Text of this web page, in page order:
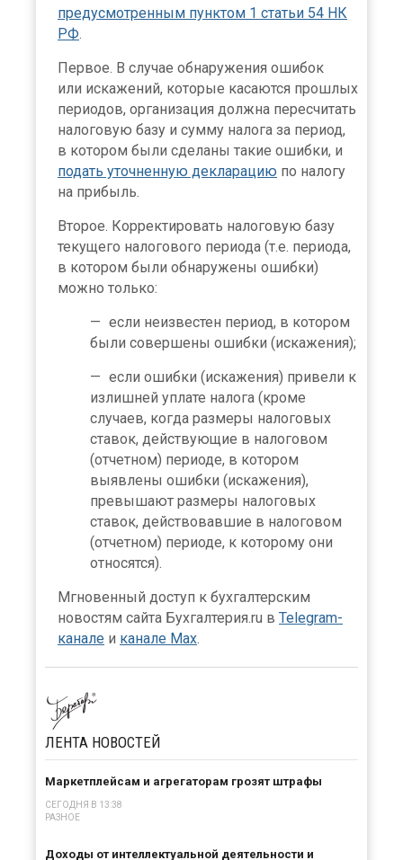
предусмотренным пунктом 1 статьи 54 НК
РФ.
Первое. В случае обнаружения ошибок
или искажений, которые касаются прошлых
периодов, организация должна пересчитать
налоговую базу и сумму налога за период,
в котором были сделаны такие ошибки, и
подать уточненную декларацию по налогу
на прибыль.
Второе. Корректировать налоговую базу
текущего налогового периода (т.е. периода,
в котором были обнаружены ошибки)
можно только:
если неизвестен период, в котором
были совершены ошибки (искажения);
если ошибки (искажения) привели к
излишней уплате налога (кроме
случаев, когда размеры налоговых
ставок, действующие в налоговом
(отчетном) периоде, в котором
выявлены ошибки (искажения),
превышают размеры налоговых
ставок, действовавшие в налоговом
(отчетном) периоде, к которому они
относятся).
Мгновенный доступ к бухгалтерским
новостям сайта Бухгалтерия.ru в Telegram-
канале и канале Max.
ЛЕНТА НОВОСТЕЙ
Маркетплейсам и агрегаторам грозят штрафы
СЕГОДНЯ В 13:38
РАЗНОЕ
Доходы от интеллектуальной деятельности и